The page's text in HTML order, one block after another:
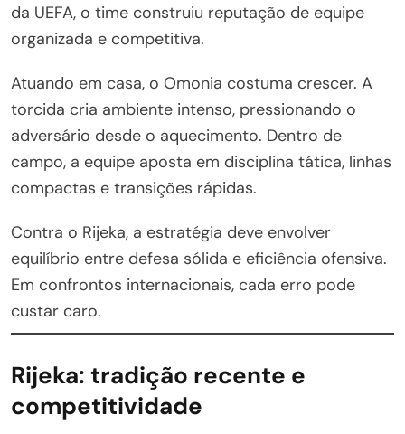
da UEFA, o time construiu reputação de equipe
organizada e competitiva.
Atuando em casa, o Omonia costuma crescer. A
torcida cria ambiente intenso, pressionando o
adversário desde o aquecimento. Dentro de
campo, a equipe aposta em disciplina tática, linhas
compactas e transições rápidas.
Contra o Rijeka, a estratégia deve envolver
equilíbrio entre defesa sólida e eficiência ofensiva.
Em confrontos internacionais, cada erro pode
custar caro.
Rijeka: tradição recente e
competitividade